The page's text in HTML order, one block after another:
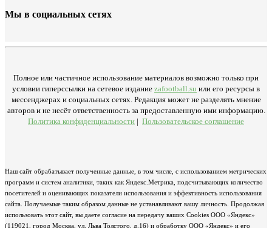
Мы в социальных сетях
Полное или частичное использование материалов возможно только при
условии гиперссылки на сетевое издание zafootball.su или его ресурсы в
мессенджерах и социальных сетях. Редакция может не разделять мнение
авторов и не несёт ответственность за предоставленную ими информацию.
Политика конфиденциальности | Пользовательское соглашение
Наш сайт обрабатывает полученные данные, в том числе, с использованием метрических
программ и систем аналитики, таких как Яндекс.Метрика, подсчитывающих количество
посетителей и оценивающих показатели использования и эффективность использования
сайта. Получаемые таким образом данные не устанавливают вашу личность. Продолжая
использовать этот сайт, вы даете согласие на передачу ваших Cookies ООО «Яндекс»
(119021, город Москва, ул. Льва Толстого, д.16) и обработку ООО «Яндекс» и его